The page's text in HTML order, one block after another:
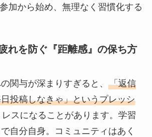
加から始め、無理なく習慣化する
れを防ぐ『距離感』の保ち方
関与が深まりすぎると、 「返信
投稿しなきゃ」というプレッシ
スになることがあります。学習
自分自身。コミュニティはあく